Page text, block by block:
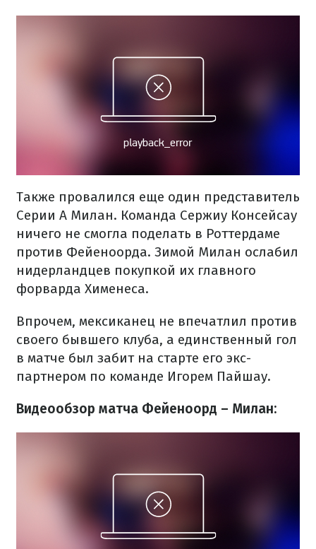
Также провалился еще один представитель
Серии А Милан. Команда Сержиу Консейсау
ничего не смогла поделать в Роттердаме
против Фейеноорда. Зимой Милан ослабил
нидерландцев покупкой их главного
форварда Хименеса.
Впрочем, мексиканец не впечатлил против
своего бывшего клуба, а единственный гол
в матче был забит на старте его экс-
партнером по команде Игорем Пайшау.
Видеообзор матча Фейеноорд – Милан: